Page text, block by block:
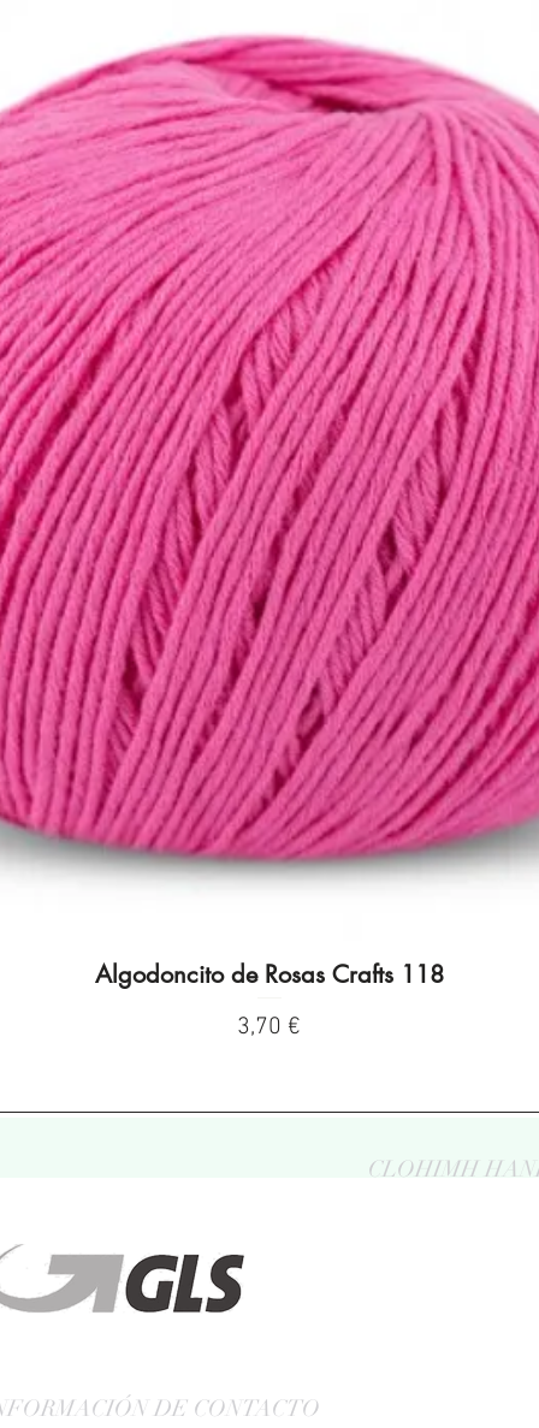
Visualização rápida
Algodoncito de Rosas Crafts 118
Preço
3,70 €
CLOHIMH
DE CONTACTO